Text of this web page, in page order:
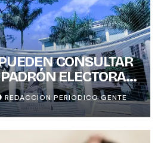
CONSULTAR
ELECTORAL
Y CON
INSTANTÁNEA DE
REDACCION PERIODICO GENTE